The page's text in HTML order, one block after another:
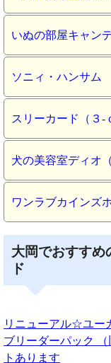
いぬの部屋キャン
ソニィ・ハンサム
スリーカード（３‐
犬の美容室ディオ
ワンラブカインズ
大岡でおすすめ
ド
リニューアル☆ユー
ブリーダーパック
トあります